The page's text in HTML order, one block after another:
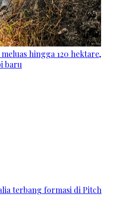
hingga 120 hektare,
baru
terbang formasi di Pitch